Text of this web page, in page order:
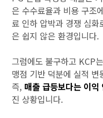
은 수수료율과 비용 구조
료 인하 압박과 경쟁 심
은 쉽지 않은 환경입니다.
그럼에도 불구하고 KCP
맹점 기반 덕분에 실적
즉, 매출 급등보다는 이익
진 상황입니다.